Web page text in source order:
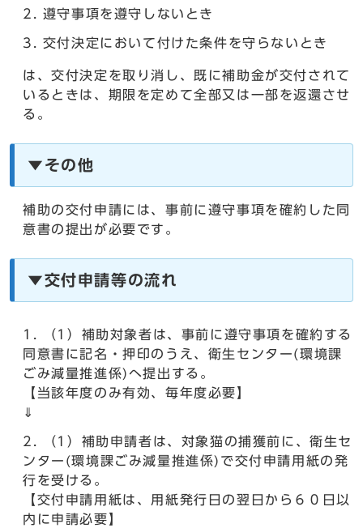
遵守事項を遵守しないとき
交付決定において付けた条件を守らないとき
は、交付決定を取り消し、既に補助金が交付されて
いるときは、期限を定めて全部又は一部を返還させ
る。
▼その他
補助の交付申請には、事前に遵守事項を確約した同
意書の提出が必要です。
▼交付申請等の流れ
（1）補助対象者は、事前に遵守事項を確約する
同意書に記名・押印のうえ、衛生センター(環境課
ごみ減量推進係)へ提出する。
【当該年度のみ有効、毎年度必要】
⇓
（1）補助申請者は、対象猫の捕獲前に、衛生セ
ンター(環境課ごみ減量推進係)で交付申請用紙の発
行を受ける。
【交付申請用紙は、用紙発行日の翌日から６０日以
内に申請必要】